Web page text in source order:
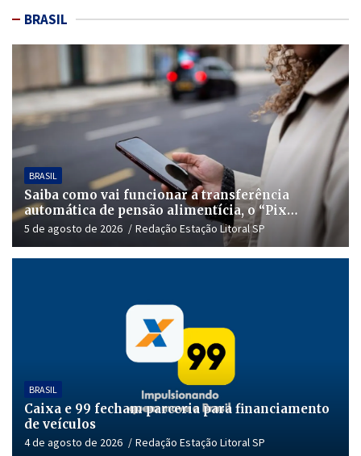
BRASIL
BRASIL
Saiba como vai funcionar a transferência
automática de pensão alimentícia, o “Pix
Pensão”
5 de agosto de 2026 Redação Estação Litoral SP
BRASIL
Caixa e 99 fecham parceria para financiamento
de veículos
4 de agosto de 2026 Redação Estação Litoral SP